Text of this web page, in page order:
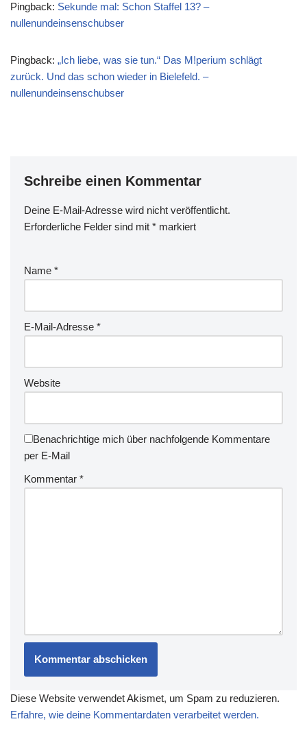
Pingback: Sekunde mal: Schon Staffel 13? –
nullenundeinsenschubser
Pingback: „Ich liebe, was sie tun.“ Das M!perium schlägt
zurück. Und das schon wieder in Bielefeld. –
nullenundeinsenschubser
Schreibe einen Kommentar
Deine E-Mail-Adresse wird nicht veröffentlicht.
Erforderliche Felder sind mit * markiert
Name *
E-Mail-Adresse *
Website
Benachrichtige mich über nachfolgende Kommentare
per E-Mail
Kommentar *
Diese Website verwendet Akismet, um Spam zu reduzieren.
Erfahre, wie deine Kommentardaten verarbeitet werden.